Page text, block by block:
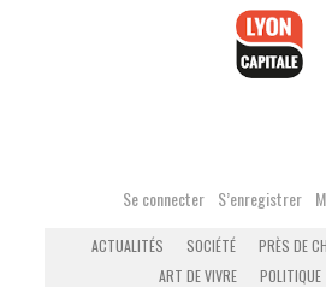
Se connecter S’enregistrer
ACTUALITÉS SOCIÉTÉ PRÈS DE
ART DE VIVRE
POLITIQUE